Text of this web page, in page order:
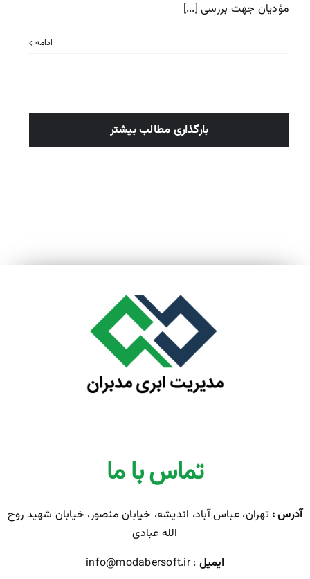
مؤدیان جهت بررسی [...]
ادامه
بارگذاری مطالب بیشتر
تماس با ما
آدرس :تهران، عباس آباد، اندیشه، خیابان منصور، خیابان شهید روح
الله عبادی
ایمیل : info@modabersoft.ir